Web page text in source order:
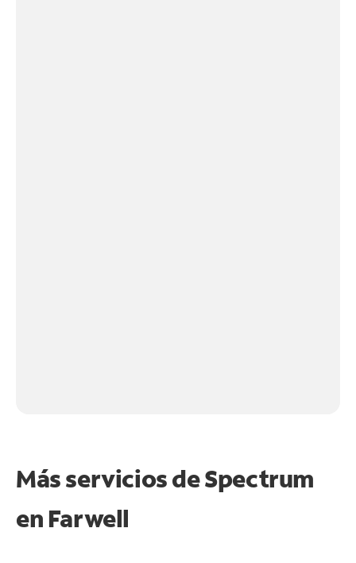
Más servicios de Spectrum
en Farwell